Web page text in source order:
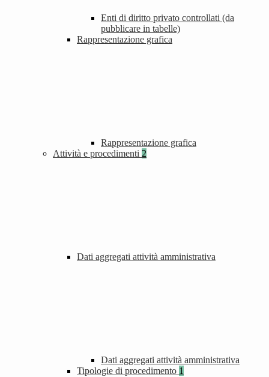
Enti di diritto privato controllati (da
pubblicare in tabelle)
Rappresentazione grafica
Rappresentazione grafica
Attività e procedimenti 2
Dati aggregati attività amministrativa
Dati aggregati attività amministrativa
Tipologie di procedimento 1